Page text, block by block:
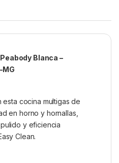
Blanca –
MG
cocina multigas de
en horno y hornallas,
y eficiencia
Clean.